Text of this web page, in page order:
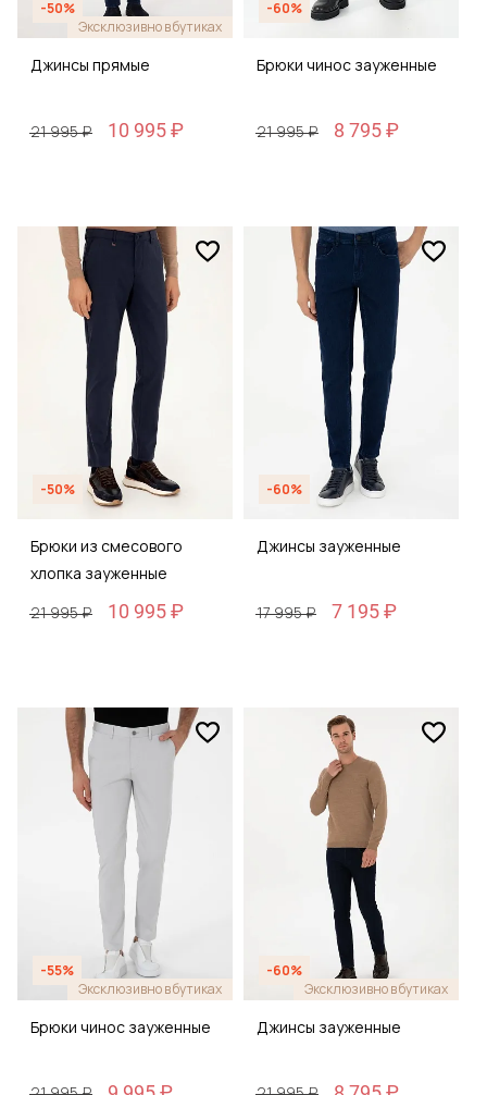
-50%
Эксклюзивно в бутиках
Джинсы прямые
21 995 ₽ 10 995 ₽
-60%
Брюки чинос зауженные
21 995 ₽ 8 795 ₽
-50%
Брюки из смесового
хлопка зауженные
21 995 ₽
10 995 ₽
-60%
Джинсы зауженные
17 995 ₽ 7 195 ₽
-55%
Эксклюзивно в бутиках
Брюки чинос зауженные
-60%
Эксклюзивно в бутиках
Джинсы зауженные